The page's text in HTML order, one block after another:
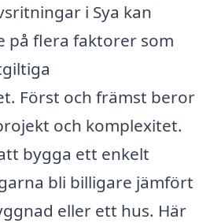
i Sya kan
på flera faktorer som
Först och främst beror
och komplexitet.
bygga ett enkelt
bli billigare jämfört
eller ett hus. Här